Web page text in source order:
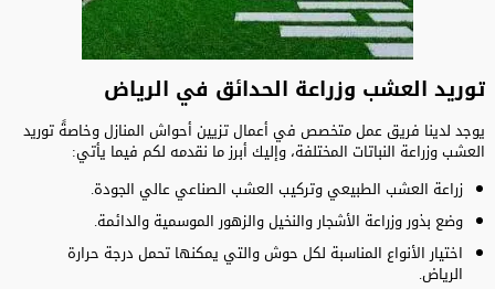
توريد العشب وزراعة الحدائق في الرياض
يوجد لدينا فريق عمل متخصص في أعمال تزيين أحواش المنازل وخاصةً توريد
العشب وزراعة النباتات المختلفة، وإليك أبرز ما نقدمه لكم فيما يأتي:
زراعة العشب الطبيعي وتركيب العشب الصناعي عالي الجودة.
وضع بذور وزراعة الأشجار والنخيل والزهور الموسمية والدائمة.
اختيار الأنواع المناسبة لكل حوش والتي يمكنها تحمل درجة حرارة
الرياض.